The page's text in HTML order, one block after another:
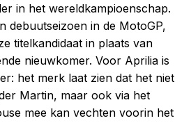
in het wereldkampioenschap.
debuutseizoen in de MotoGP,
titelkandidaat in plaats van
nieuwkomer. Voor Aprilia is
het merk laat zien dat het niet
Martin, maar ook via het
mee kan vechten voorin het